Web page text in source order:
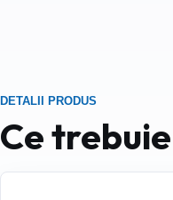
DETALII PRODUS
Ce